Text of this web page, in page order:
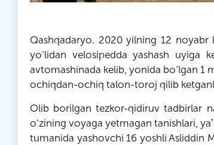
Qashqadaryo. 2020 yilning 12
yo‘lidan velosipedda yashash uyiga
avtomashinada kelib, yonida bo‘lgan 1
ochiqdan-ochiq talon-toroj qilib
Olib borilgan tezkor-qidiruv tadbirlar
o‘zining voyaga yetmagan tanishlari,
tumanida yashovchi 16 yoshliAsliddin